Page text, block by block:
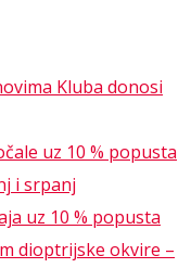
Kluba donosi
uz 10 % popusta
i srpanj
uz 10 % popusta
dioptrijske okvire –